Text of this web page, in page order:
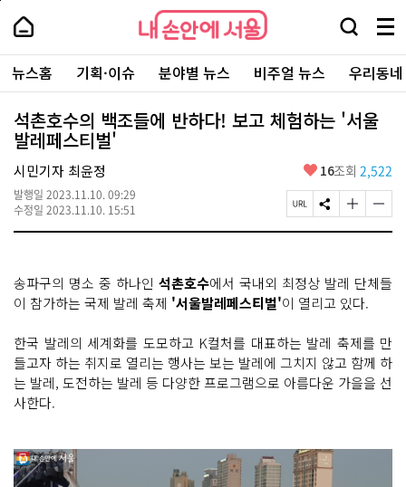
본
로
가
내
손
안
에
서
울
-
서
울
시
대
표
소
통
포
내
손
에
울
검
창
열
기
메
뉴
전
체
보
주
요
서
뉴스홈 기획·이슈 분야별 뉴스 비주얼 뉴스 우리동
석촌호수의 백조들에 반하다! 보고 체험하는 '서울
발레페스티벌'
시민기자 최윤정
발행일 2023.11.10. 09:29
수정일 2023.11.10. 15:51
좋
요
16조회 2,522
페
이
R
L
복
S
N
하
기
글
자
크
게
변
경
하
기
글
자
게
하
기
송파구의 명소 중 하나인 석촌호수에서 국내외 최정상 발레 단체들
이 참가하는 국제 발레 축제 '서울발레페스티벌'이 열리고 있다.
한국 발레의 세계화를 도모하고 K컬처를 대표하는 발레 축제를 만
들고자 하는 취지로 열리는 행사는 보는 발레에 그치지 않고 함께 하
는 발레, 도전하는 발레 등 다양한 프로그램으로 아름다운 가을을 선
사한다.
페
상
단
로